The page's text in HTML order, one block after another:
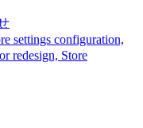
settings configuration,
redesign, Store